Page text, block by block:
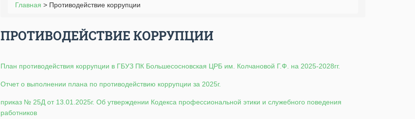
Главная > Противодействие коррупции
ПРОТИВОДЕЙСТВИЕ КОРРУПЦИИ
План противодействия коррупции в ГБУЗ ПК Большесосновская ЦРБ им. Колчановой Г.Ф. на 2025-2028гг.
Отчет о выполнении плана по противодействию коррупции за 2025г.
приказ № 25Д от 13.01.2025г. Об утверждении Кодекса профессиональной этики и служебного поведения
работников